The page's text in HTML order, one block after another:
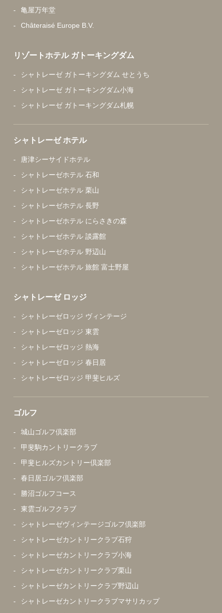
亀屋万年堂
Châteraisé Europe B.V.
リゾートホテル ガトーキングダム
シャトレーゼ ガトーキングダム せとうち
シャトレーゼ ガトーキングダム小海
シャトレーゼ ガトーキングダム札幌
シャトレーゼ ホテル
唐津シーサイドホテル
シャトレーゼホテル 石和
シャトレーゼホテル 栗山
シャトレーゼホテル 長野
シャトレーゼホテル にらさきの森
シャトレーゼホテル 談露館
シャトレーゼホテル 野辺山
シャトレーゼホテル 旅館 富士野屋
シャトレーゼ ロッジ
シャトレーゼロッジ ヴィンテージ
シャトレーゼロッジ 東雲
シャトレーゼロッジ 熱海
シャトレーゼロッジ 春日居
シャトレーゼロッジ 甲斐ヒルズ
ゴルフ
城山ゴルフ倶楽部
甲斐駒カントリークラブ
甲斐ヒルズカントリー倶楽部
春日居ゴルフ倶楽部
勝沼ゴルフコース
東雲ゴルフクラブ
シャトレーゼヴィンテージゴルフ倶楽部
シャトレーゼカントリークラブ石狩
シャトレーゼカントリークラブ小海
シャトレーゼカントリークラブ栗山
シャトレーゼカントリークラブ野辺山
シャトレーゼカントリークラブマサリカップ